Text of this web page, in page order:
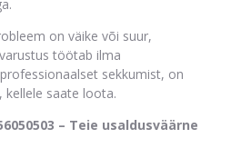
on väike või suur,
töötab ilma
sekkumist, on
kellele saate loota.
– Teie usaldusväärne